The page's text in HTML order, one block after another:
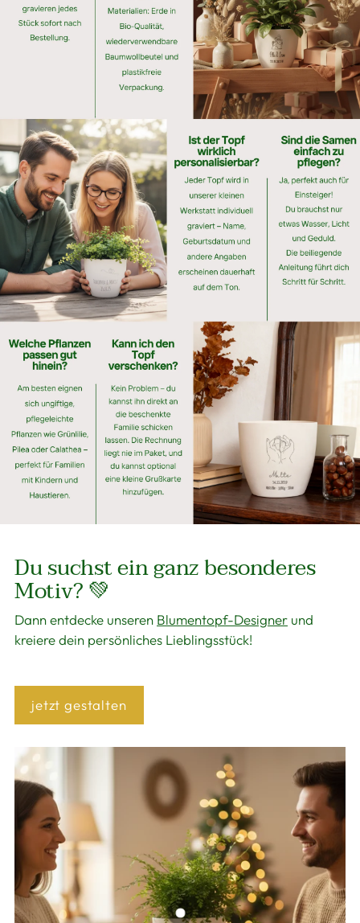
Du suchst ein ganz besonderes
Motiv? 💚
Dann entdecke unseren Blumentopf-Designer und
kreiere dein persönliches Lieblingsstück!
jetzt gestalten